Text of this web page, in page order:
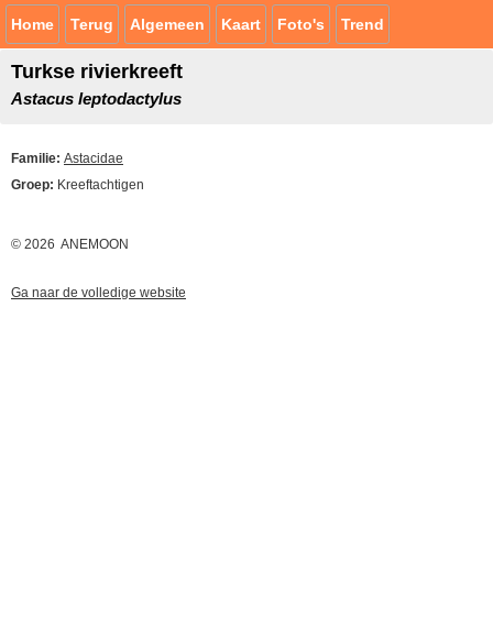
Home Terug Algemeen Kaart Foto's Trend
Turkse rivierkreeft
Astacus leptodactylus
Familie: Astacidae
Groep: Kreeftachtigen
© 2026 ANEMOON
Ga naar de volledige website